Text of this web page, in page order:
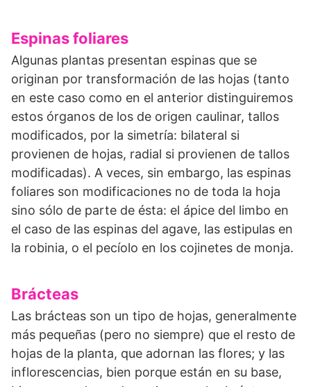
Espinas foliares
Algunas plantas presentan espinas que se
originan por transformación de las hojas (tanto
en este caso como en el anterior distinguiremos
estos órganos de los de origen caulinar, tallos
modificados, por la simetría: bilateral si
provienen de hojas, radial si provienen de tallos
modificadas). A veces, sin embargo, las espinas
foliares son modificaciones no de toda la hoja
sino sólo de parte de ésta: el ápice del limbo en
el caso de las espinas del agave, las estipulas en
la robinia, o el pecíolo en los cojinetes de monja.
Brácteas
Las brácteas son un tipo de hojas, generalmente
más pequeñas (pero no siempre) que el resto de
hojas de la planta, que adornan las flores; y las
inflorescencias, bien porque están en su base,